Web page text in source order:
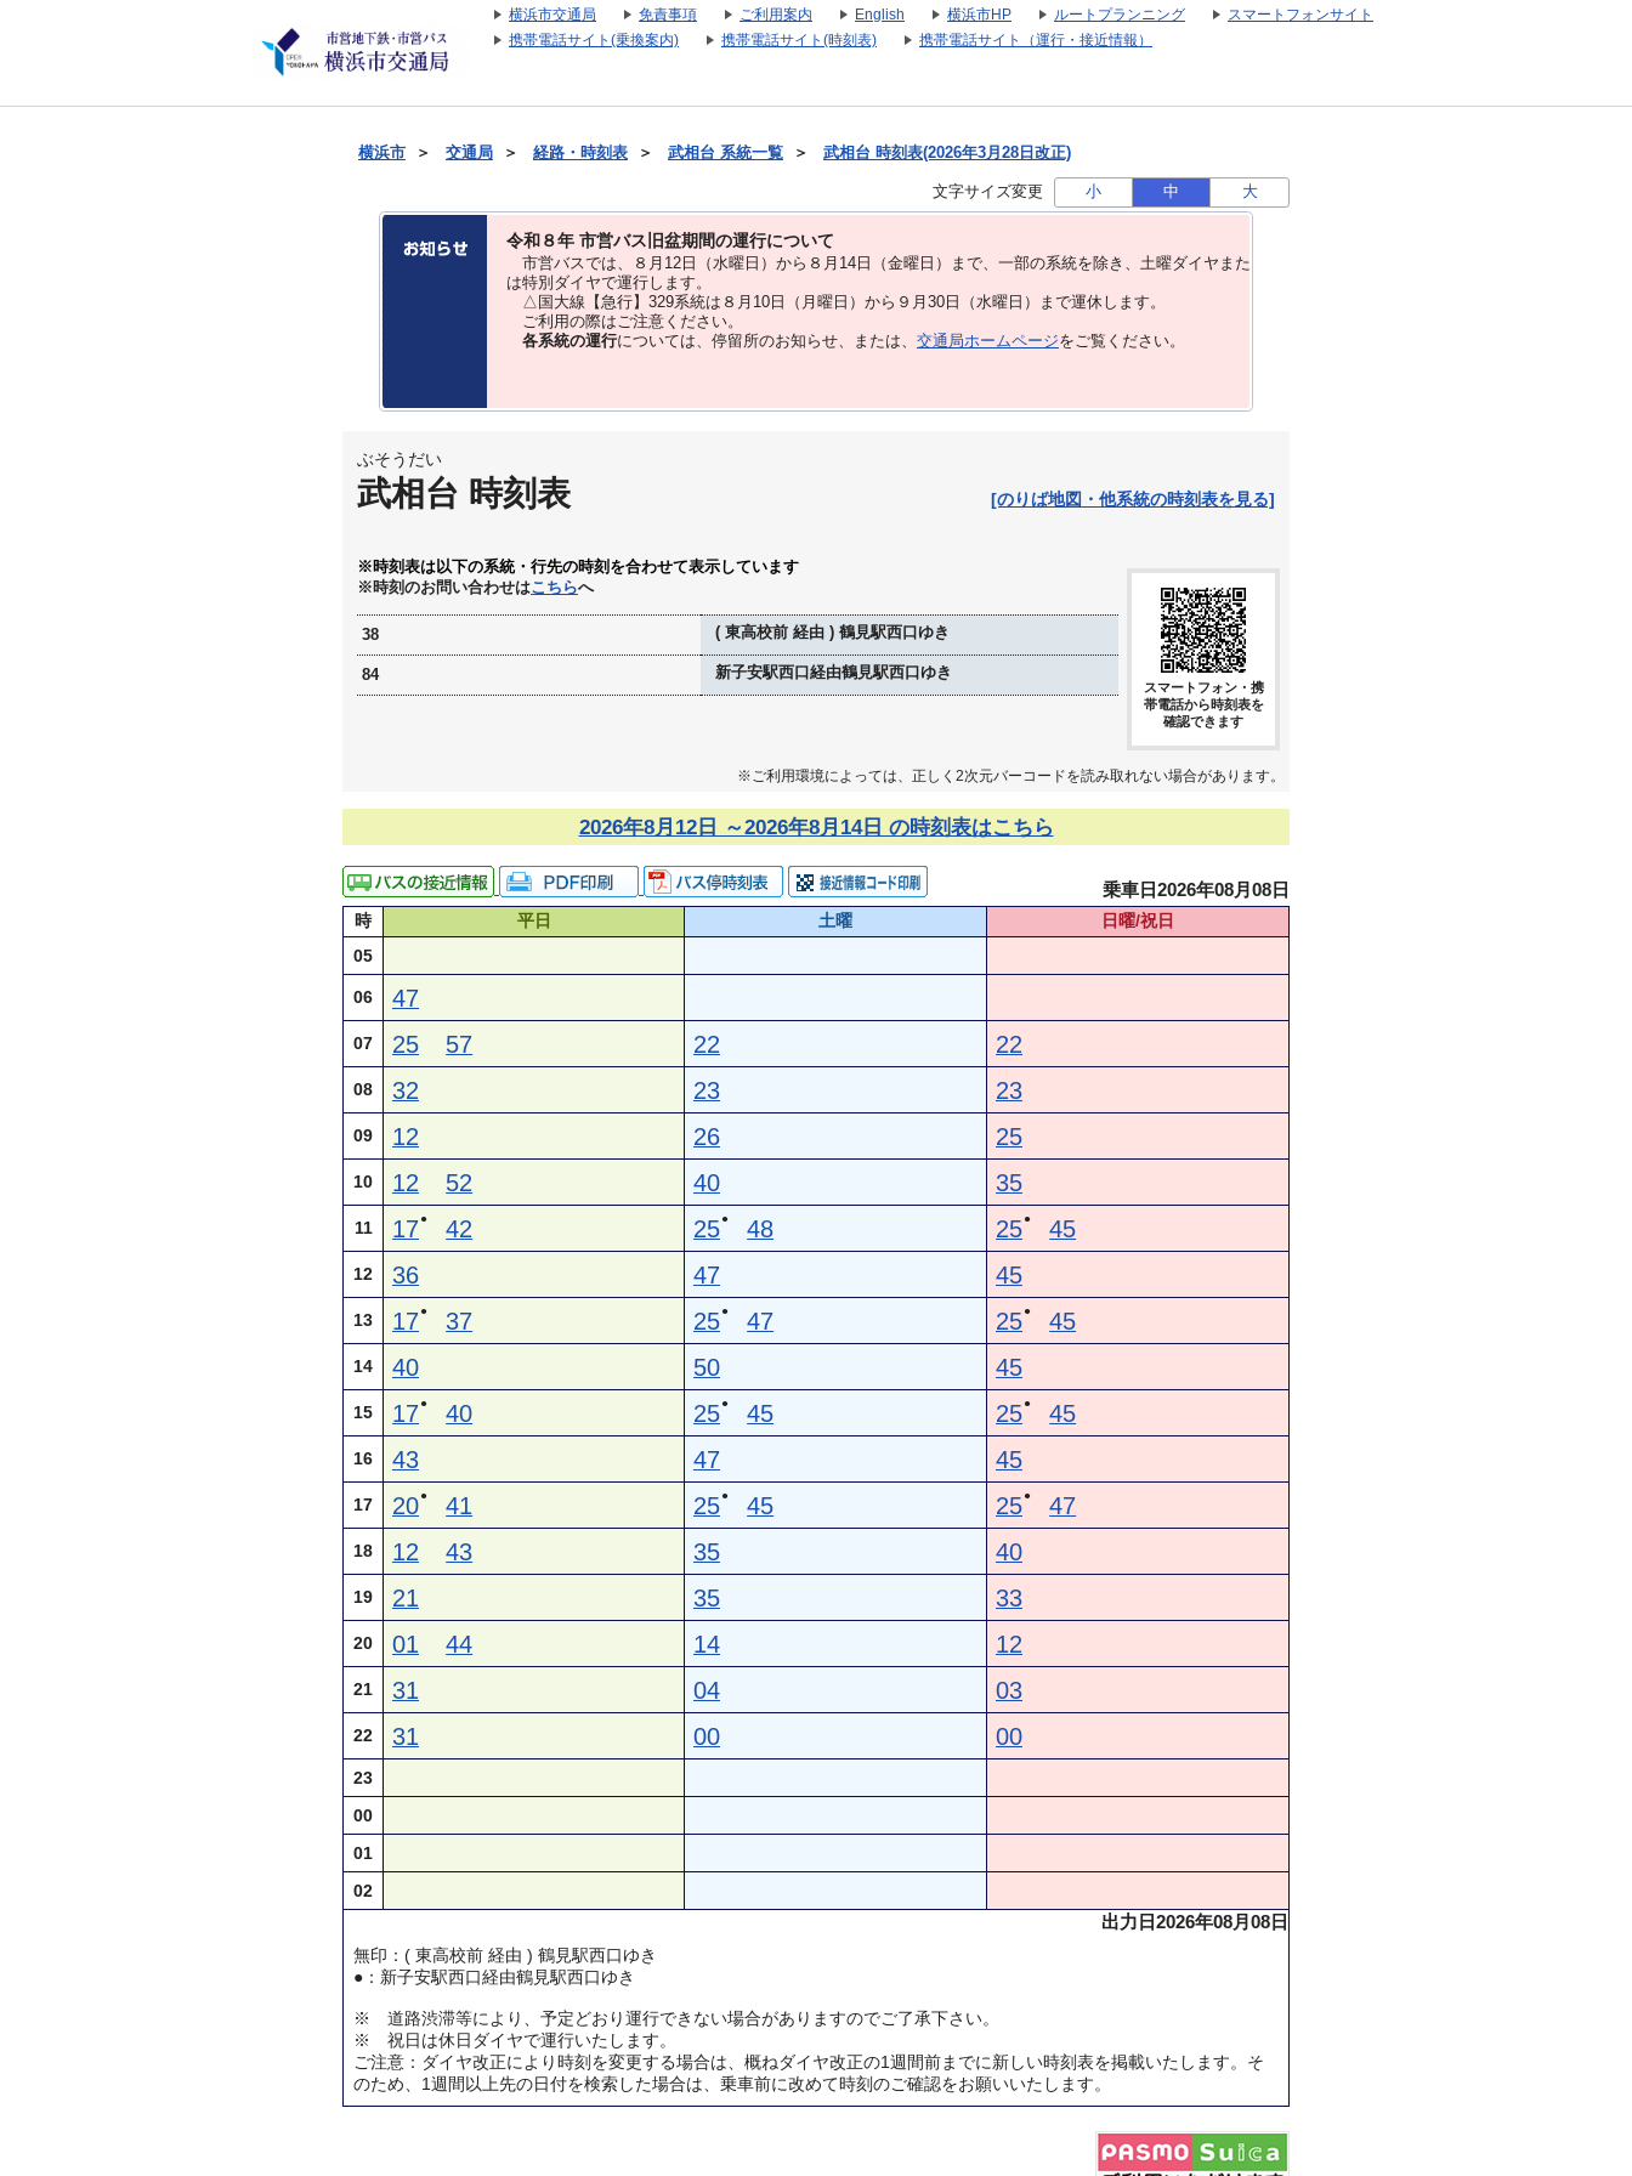
横浜市交通局 免責事項 ご利用案内 English 横浜市HP ルートプランニング
スマートフォンサイト
携帯電話サイト(乗換案内)
携帯電話サイト(時刻表) 携帯電話サイト（運行・接近情報）
横浜市 ＞ 交通局 ＞ 経路・時刻表 ＞ 武相台 系統一覧 ＞ 武相台 時刻表(2026年3月28日改正)
文字サイズ変更 小 中 大
令和８年 市営バス旧盆期間の運行について
市営バスでは、８⽉12⽇（水曜日）から８⽉14⽇（金曜日）まで、⼀部の系統を除き、⼟曜ダイヤまた
は特別ダイヤで運⾏します。
△国大線【急行】329系統は８月10日（月曜日）から９月30日（水曜日）まで運休します。
ご利用の際はご注意ください。
各系統の運行については、停留所のお知らせ、または、 交通局ホームページをご覧ください。
ぶそうだい
武相台 時刻表 [のりば地図・他系統の時刻表を見る]
※時刻表は以下の系統・行先の時刻を合わせて表示しています
※時刻のお問い合わせはこちらへ
38 ( 東高校前 経由 ) 鶴見駅西口ゆき
84 新子安駅西口経由鶴見駅西口ゆき
スマートフォン・携
帯電話から時刻表を
確認できます
※ご利用環境によっては、正しく2次元バーコードを読み取れない場合があります。
2026年8月12日 ～2026年8月14日 の時刻表はこちら
乗車日2026年08月08日
時 平日 土曜
日曜/祝日
05
06 47
07 25 57 22 22
08 32 23 23
09 12 26 25
10 12 52 40 35
11 17● 42 25● 48 25● 45
12 36 47 45
13 17● 37 25● 47 25● 45
14 40 50 45
15 17● 40 25● 45 25● 45
16 43 47 45
17 20● 41 25● 45 25● 47
18 12 43 35 40
19 21 35 33
20 01 44 14 12
21 31 04 03
22 31 00 00
23
00
01
02
出力日2026年08月08日
無印：( 東高校前 経由 ) 鶴見駅西口ゆき
●：新子安駅西口経由鶴見駅西口ゆき
※ 道路渋滞等により、予定どおり運行できない場合がありますのでご了承下さい。
※ 祝日は休日ダイヤで運行いたします。
ご注意：ダイヤ改正により時刻を変更する場合は、概ねダイヤ改正の1週間前までに新しい時刻表を掲載いたします。そ
のため、1週間以上先の日付を検索した場合は、乗車前に改めて時刻のご確認をお願いいたします。